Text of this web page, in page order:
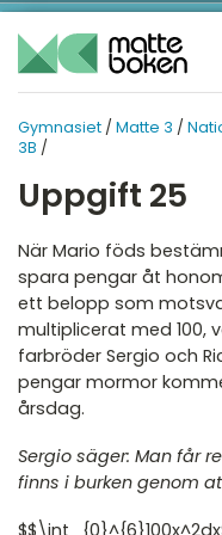
Gymnasiet / Matte 3 /
3B /
Uppgift 25
När Mario föds
spara pengar åt
ett belopp som
multiplicerat med 100,
farbröder Sergio och
pengar mormor
årsdag.
Sergio säger: Man får
finns i burken genom
GYMNASIET
3
uttryck
och grafen
prov